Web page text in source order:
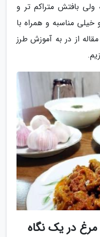
بافتش متراکم تر و
مناسبه و همراه با
از در به آموزش طرز
در یک نگاه